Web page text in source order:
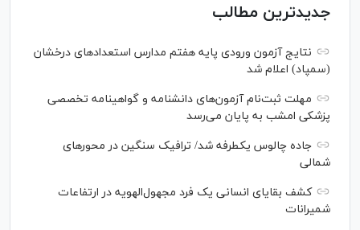
جدیدترین مطالب
نتایج آزمون ورودی پایه هفتم مدارس استعدادهای درخشان
(سمپاد) اعلام شد
مهلت ثبت‌نام آزمون‌های دانشنامه و گواهینامه تخصصی
پزشکی امشب به پایان می‌رسد
جاده چالوس یکطرفه شد/ ترافیک سنگین در محورهای
شمالی
کشف بقایای انسانی یک فرد مجهول‌الهویه در ارتفاعات
شمیرانات